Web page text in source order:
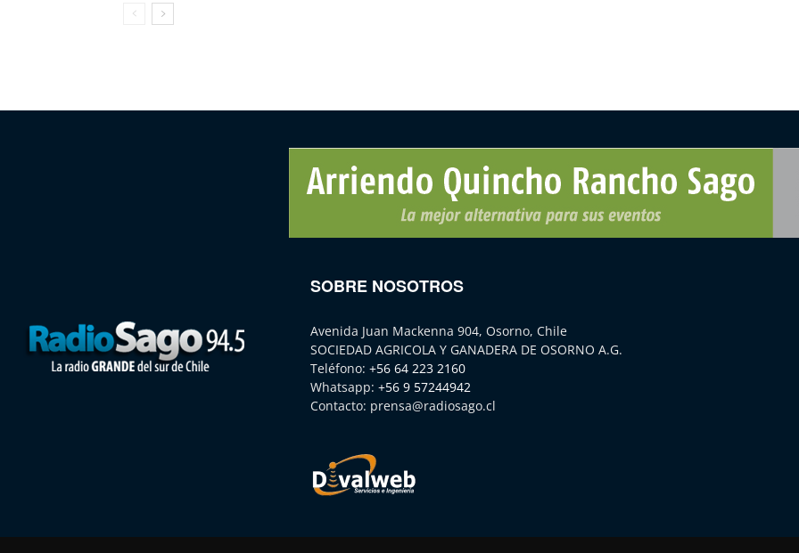
SOBRE NOSOTROS
Avenida Juan Mackenna 904, Osorno, Chile
SOCIEDAD AGRICOLA Y GANADERA DE OSORNO A.G.
Teléfono: +56 64 223 2160
Whatsapp: +56 9 57244942
Contacto: prensa@radiosago.cl